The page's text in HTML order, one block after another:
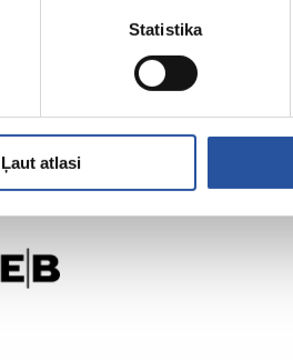
Statistika
Ļaut atlasi